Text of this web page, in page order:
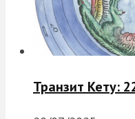
Транзит Кету: